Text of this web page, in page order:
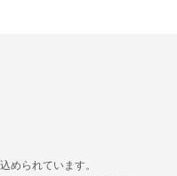
められています。